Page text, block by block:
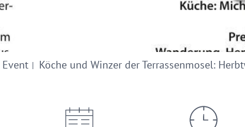
Event Köche und Winzer der Terrassenmosel: